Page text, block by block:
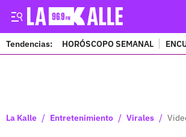
Tendencias: HORÓSCOPO SEMANAL
La Kalle / Entretenimiento / Virales /